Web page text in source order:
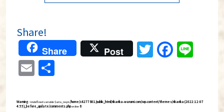
Share!
Share Post Twitter
Email
Warning: Undefined variable $aria_req in/home/c4277801/public_html/rikarika-warumi.com/wp-content/themes/rikarika (2022:12:07
4:55)_before_update/comments.phpon line 8